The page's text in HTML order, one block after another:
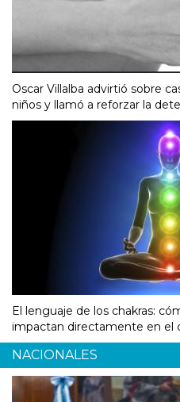
Oscar Villalba advirtió sobre
niños y llamó a reforzar la
El lenguaje de los chakras:
impactan directamente en el
NACIONALES